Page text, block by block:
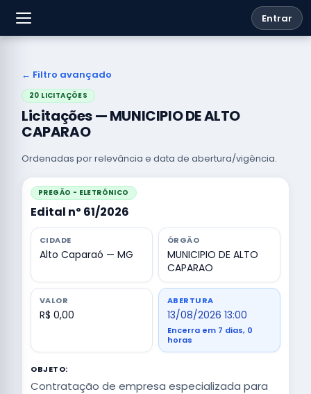
Entrar
← Filtro avançado
20 LICITAÇÕES
Licitações — MUNICIPIO DE ALTO
CAPARAO
Ordenadas por relevância e data de abertura/vigência.
PREGÃO - ELETRÔNICO
Edital nº 61/2026
CIDADE
Alto Caparaó — MG
ÓRGÃO
MUNICIPIO DE ALTO
CAPARAO
VALOR
R$ 0,00
ABERTURA
13/08/2026 13:00
Encerra em 7 dias, 0
horas
OBJETO:
Contratação de empresa especializada para